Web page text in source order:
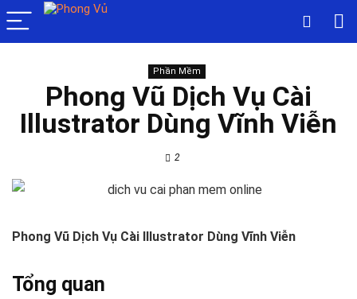
Phần Mềm
Phong Vũ Dịch Vụ Cài
Illustrator Dùng Vĩnh Viễn
2
Phong Vũ Dịch Vụ Cài Illustrator Dùng Vĩnh Viễn
Tổng quan